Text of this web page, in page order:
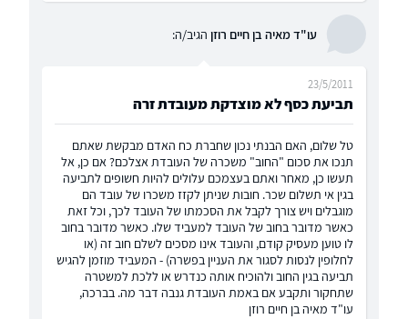
עו"ד מאיה בן חיים רוזן הגיב/ה:
תביעת כסף לא מוצדקת מעובדת זרה
23/5/2011
טל שלום, האם הבנתי נכון שחברת כח האדם מבקשת שאתם
תנכו את סכום "החוב" משכרה של העובדת אצלכם? אם כן, אל
תעשו כן, מאחר ואתם בעצמכם עלולים להיות חשופים לתביעה
בגין אי תשלום שכר. חובות שניתן לקזז משכרו של עובד הם
מוגבלים ויש צורך לקבל את הסכמתו של העובד לכך, וכל זאת
כאשר מדובר בחוב של העובד למעביד שלו. כאשר מדובר בחוב
לו טוען מעסיק קודם, והעובד אינו מסכים לשלם חוב זה (או
לחלופין לנסות לסגור את העניין בפשרה) - המעביד מוזמן להגיש
תביעה בגין החוב ולהוכיח אותה כנדרש או ללכת למשטרה
שתחקור ותקבע אם באמת העובדת גנבה דבר מה. בברכה,
עו"ד מאיה בן חיים רוזן